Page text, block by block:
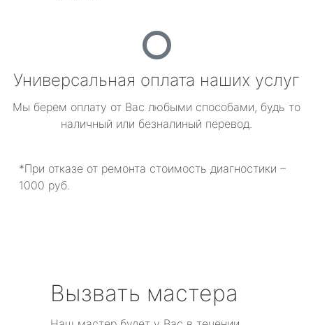
Универсальная оплата наших услуг
Мы берем оплату от Вас любыми способами, будь то
наличный или безналиный перевод.
*При отказе от ремонта стоимость диагностики –
1000 руб.
Вызвать мастера